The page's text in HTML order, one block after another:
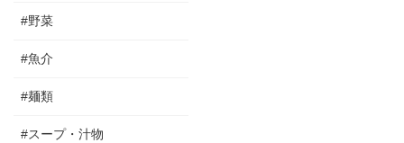
#野菜
#魚介
#麺類
#スープ・汁物